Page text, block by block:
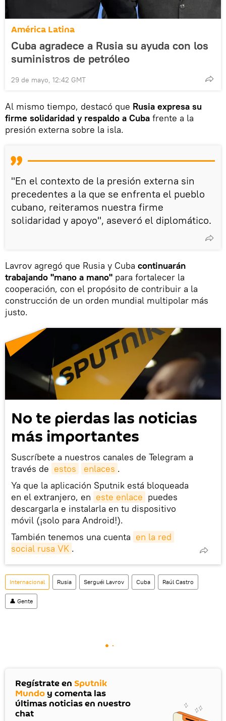
América Latina
Cuba agradece a Rusia su ayuda con los
suministros de petróleo
29 de mayo, 12:42 GMT
Al mismo tiempo, destacó que Rusia expresa su
firme solidaridad y respaldo a Cuba frente a la
presión externa sobre la isla.
"En el contexto de la presión externa sin
precedentes a la que se enfrenta el pueblo
cubano, reiteramos nuestra firme
solidaridad y apoyo", aseveró el diplomático.
Lavrov agregó que Rusia y Cuba continuarán
trabajando "mano a mano" para fortalecer la
cooperación, con el propósito de contribuir a la
construcción de un orden mundial multipolar más
justo.
No te pierdas las noticias
más importantes
Suscríbete a nuestros canales de Telegram a
través de estos enlaces .
Ya que la aplicación Sputnik está bloqueada
en el extranjero, en este enlace puedes
descargarla e instalarla en tu dispositivo
móvil (¡solo para Android!).
También tenemos una cuenta en la red
social rusa VK .
Internacional Rusia Serguéi Lavrov Cuba Raúl Castro
👤 Gente
Regístrate en Sputnik
Mundo y comenta las
últimas noticias en nuestro
chat